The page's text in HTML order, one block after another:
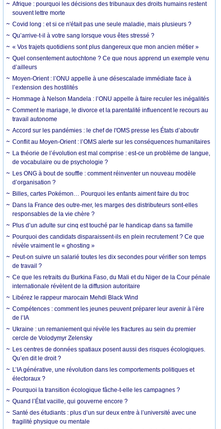
Afrique : pourquoi les décisions des tribunaux des droits humains restent
souvent lettre morte
Covid long : et si ce n'était pas une seule maladie, mais plusieurs ?
Qu’arrive-t-il à votre sang lorsque vous êtes stressé ?
« Vos trajets quotidiens sont plus dangereux que mon ancien métier »
Quel consentement autochtone ? Ce que nous apprend un exemple venu
d’ailleurs
Moyen-Orient : l’ONU appelle à une désescalade immédiate face à
l’extension des hostilités
Hommage à Nelson Mandela : l’ONU appelle à faire reculer les inégalités
Comment le mariage, le divorce et la parentalité influencent le recours au
travail autonome
Accord sur les pandémies : le chef de l'OMS presse les États d’aboutir
Conflit au Moyen-Orient : l’OMS alerte sur les conséquences humanitaires
La théorie de l’évolution est mal comprise : est-ce un problème de langue,
de vocabulaire ou de psychologie ?
Les ONG à bout de souffle : comment réinventer un nouveau modèle
d’organisation ?
Billes, cartes Pokémon… Pourquoi les enfants aiment faire du troc
Dans la France des outre-mer, les marges des distributeurs sont-elles
responsables de la vie chère ?
Plus d’un adulte sur cinq est touché par le handicap dans sa famille
Pourquoi des candidats disparaissent-ils en plein recrutement ? Ce que
révèle vraiment le « ghosting »
Peut-on suivre un salarié toutes les dix secondes pour vérifier son temps
de travail ?
Ce que les retraits du Burkina Faso, du Mali et du Niger de la Cour pénale
internationale révèlent de la diffusion autoritaire
Libérez le rappeur marocain Mehdi Black Wind
Compétences : comment les jeunes peuvent préparer leur avenir à l’ère
de l’IA
Ukraine : un remaniement qui révèle les fractures au sein du premier
cercle de Volodymyr Zelensky
Les centres de données spatiaux posent aussi des risques écologiques.
Qu’en dit le droit ?
L’IA générative, une révolution dans les comportements politiques et
électoraux ?
Pourquoi la transition écologique fâche-t-elle les campagnes ?
Quand l’État vacille, qui gouverne encore ?
Santé des étudiants : plus d’un sur deux entre à l’université avec une
fragilité physique ou mentale